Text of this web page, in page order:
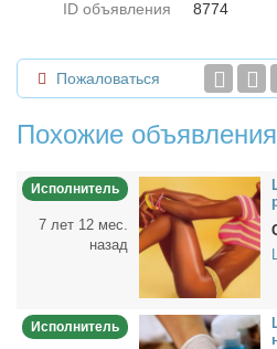
ID объявления 8774
Пожаловаться
Похожие объявления
Исполнитель
7 лет 12 мес.
назад
Исполнитель